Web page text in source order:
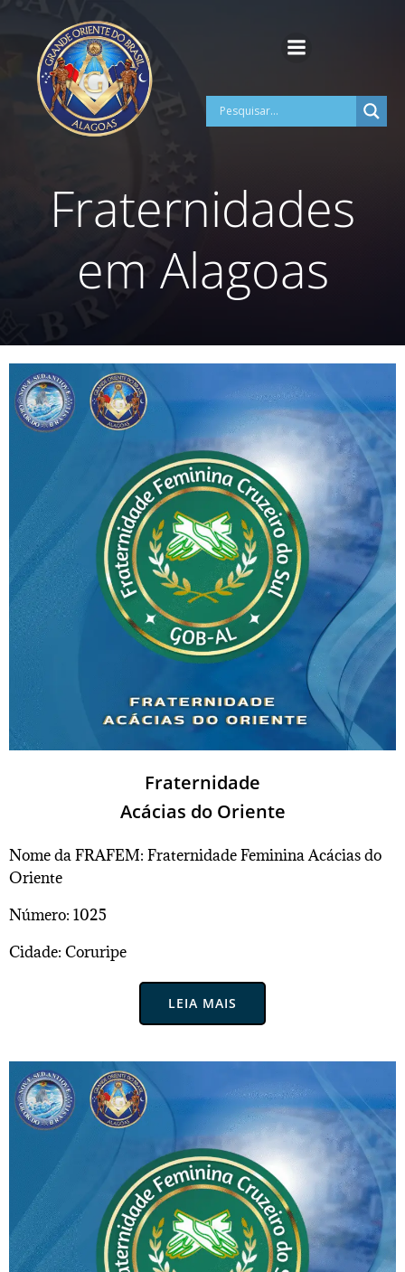
Fraternidades
em Alagoas
Fraternidade
Acácias do Oriente
Nome da FRAFEM: Fraternidade Feminina Acácias do
Oriente
Número: 1025
Cidade: Coruripe
LEIA MAIS